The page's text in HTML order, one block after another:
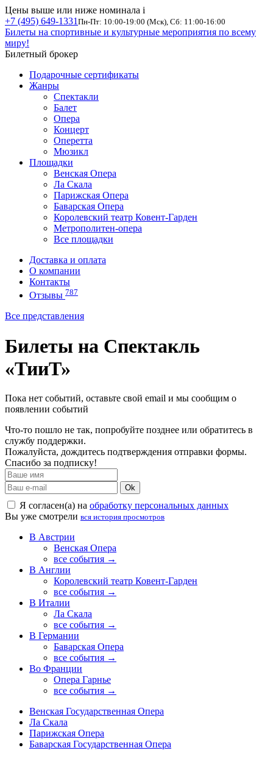
Цены выше или ниже номинала i
+7 (495) 649-1331 Пн-Пт: 10:00-19:00 (Мск), Сб: 11:00-16:00
Билеты на спортивные и культурные мероприятия по всему
миру!
Билетный брокер
Подарочные сертификаты
Жанры
Спектакли
Балет
Опера
Концерт
Оперетта
Мюзикл
Площадки
Венская Опера
Ла Скала
Парижская Опера
Баварская Опера
Королевский театр Ковент-Гарден
Метрополитен-опера
Все площадки
Доставка и оплата
О компании
Контакты
Отзывы 787
Все представления
Билеты на Спектакль
«ТииТ»
Пока нет событий, оставьте свой email и мы сообщим о
появлении событий
Что-то пошло не так, попробуйте позднее или обратитесь в
службу поддержки.
Пожалуйста, дождитесь подтверждения отправки формы.
Спасибо за подписку!
Ok
Я согласен(а) на обработку персональных данных
Вы уже смотрели вся история просмотров
В Австрии
Венская Опера
все события →
В Англии
Королевский театр Ковент-Гарден
все события →
В Италии
Ла Скала
все события →
В Германии
Баварская Опера
все события →
Во Франции
Опера Гарнье
все события →
Венская Государственная Опера
Ла Скала
Парижская Опера
Баварская Государственная Опера